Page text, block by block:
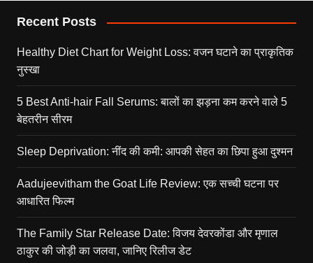
Recent Posts
Healthy Diet Chart for Weight Loss: वजन घटाने का प्राकृतिक
नुस्खा
5 Best Anti-hair Fall Serums: बालों का झड़ना कम करने वाले 5
बेहतरीन सीरम
Sleep Deprivation: नींद की कमी: आपकी सेहत का छिपा हुआ दुश्मन
Aadujeevitham the Goat Life Review: एक सच्ची घटना पर
आधारित फिल्म
The Family Star Release Date: विजय देवरकोंडा और मृणाल
ठाकुर की जोड़ी का जलवा, जानिए रिलीज डेट